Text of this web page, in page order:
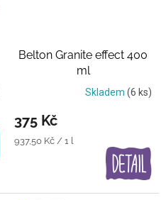
Belton Granite effect 400
ml
Skladem (6 ks)
375 Kč
Měrná
937,50 Kč / 1 l